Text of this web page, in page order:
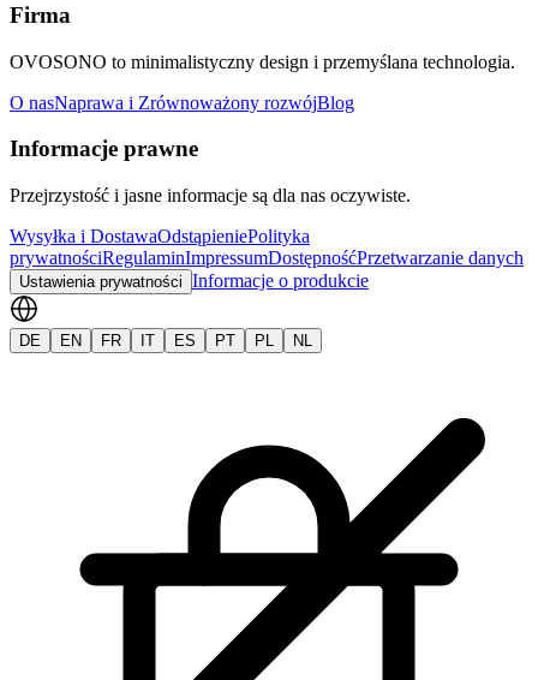
Firma
OVOSONO to minimalistyczny design i przemyślana technologia.
O nasNaprawa i Zrównoważony rozwójBlog
Informacje prawne
Przejrzystość i jasne informacje są dla nas oczywiste.
Wysyłka i DostawaOdstąpieniePolityka
prywatnościRegulaminImpressumDostępnośćPrzetwarzanie danych
Ustawienia prywatności Informacje o produkcie
DE EN FR IT ES PT PL NL